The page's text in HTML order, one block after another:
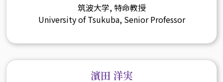
筑波大学, 特命教授
University of Tsukuba, Senior Professor
濱田 洋実